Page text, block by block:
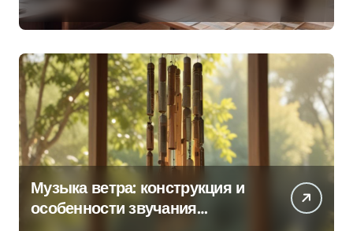
продаж по регионам
Музыка ветра: конструкция и
особенности звучания